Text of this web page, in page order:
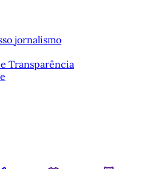
jornalismo
Transparência